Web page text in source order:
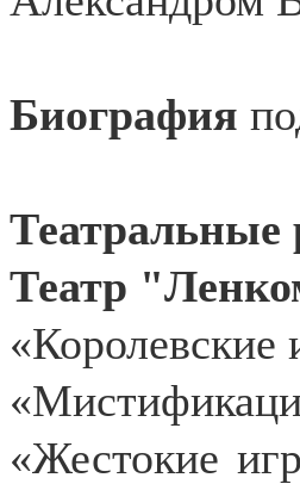
Биография
Театральные
Театр
«Жестокие